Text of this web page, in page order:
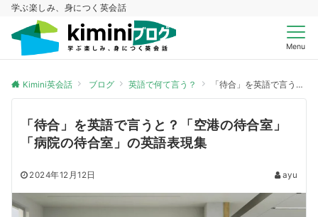
学ぶ楽しみ、身につく英会話
Menu
Kimini英会話 ブログ 英語で何て言う？ 「待合」を英語で言うと？「空港の待合室」「病院の待合室」の英語表現集
「待合」を英語で言うと？「空港の待合室」
「病院の待合室」の英語表現集
2024年12月12日 ayu